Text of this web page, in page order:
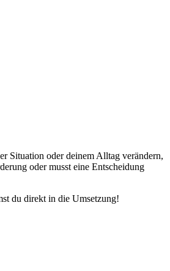
Situation oder deinem Alltag verändern,
oder musst eine Entscheidung
du direkt in die Umsetzung!